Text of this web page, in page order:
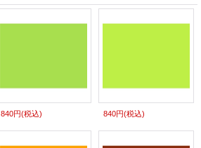
840円(税込) 840円(税込)